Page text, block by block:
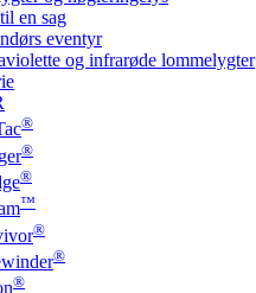
en sag
eventyr
og infrarøde lommelygter
®
®
®
™
®
®
®